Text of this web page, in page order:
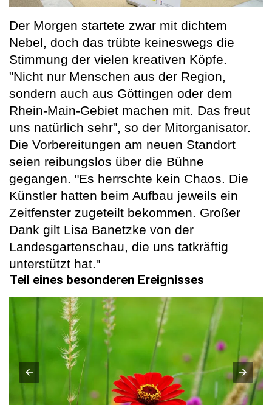
Der Morgen startete zwar mit dichtem
Nebel, doch das trübte keineswegs die
Stimmung der vielen kreativen Köpfe.
"Nicht nur Menschen aus der Region,
sondern auch aus Göttingen oder dem
Rhein-Main-Gebiet machen mit. Das freut
uns natürlich sehr", so der Mitorganisator.
Die Vorbereitungen am neuen Standort
seien reibungslos über die Bühne
gegangen. "Es herrschte kein Chaos. Die
Künstler hatten beim Aufbau jeweils ein
Zeitfenster zugeteilt bekommen. Großer
Dank gilt Lisa Banetzke von der
Landesgartenschau, die uns tatkräftig
unterstützt hat."
Teil eines besonderen Ereignisses